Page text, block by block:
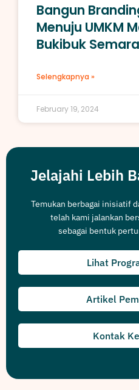
Bangun
Menuju UMKM
Bukibuk
Selengkapnya »
February 19, 2024
Jelajahi Lebih
Temukan berbagai inisiatif
telah kami jalankan
sebagai bentuk
Lihat
Artikel
Kontak